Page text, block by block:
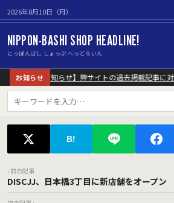
2026年8月10日（月）
NIPPON-BASHI SHOP HEADLINE!
にっぽんばし しょっぷ へっどらいん
お知らせ
【重要なお知らせ】弊サイトの過去掲載記事に
B!
‹ 前の記事
DISCJJ、日本橋3丁目に新店舗をオープン